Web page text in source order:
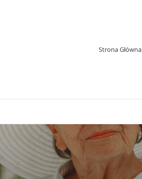
Strona Główna